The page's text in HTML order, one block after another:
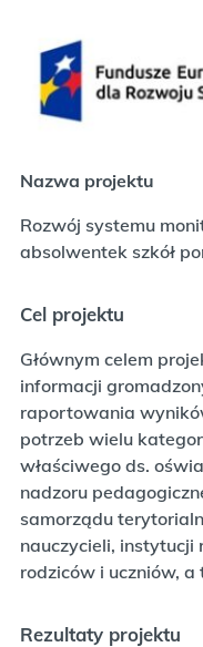
Nazwa projektu
Rozwój systemu
absolwentek szkół
Cel projektu
Głównym celem
informacji
raportowania
potrzeb wielu
właściwego ds.
nadzoru
samorządu
nauczycieli, instytucji
rodziców i uczniów,
Rezultaty projektu